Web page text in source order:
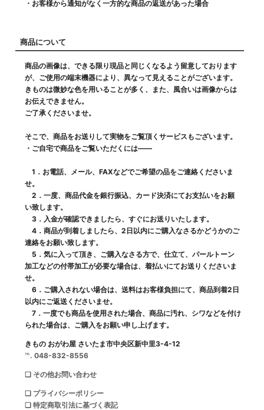
・お客様から通知がなく一方的な商品の返送があった場合
商品について
商品の画像は、できる限り現品と同じくなるよう留意しております
が、ご使用の端末機器により、異なって見えることがございます。
きものは微妙な色を用いることが多く、また、風合いは画像からは
お伝えできません。
ご了承くださいませ。
そこで、商品をお送りして実物をご覧頂くサービスもございます。
・ご自宅で商品をご覧いただくには――
1．お電話、メール、FAXなどでご希望の品をご連絡くださいま
せ。
2．一度、商品代金を銀行振込、カード決済にてお支払いをお願
い致します。
3．入金が確認できましたら、すぐにお送りいたします。
4．商品が到着しましたら、2日以内にご購入なさるかどうかのご
連絡をお願い致します。
5．気に入って頂き、ご購入なさる方で、仕立て、パールトーン
加工などの付帯加工が必要な場合は、着払いにてお送りくださいま
せ。
6．ご購入されない場合は、送料はお客様負担にて、商品到着2日
以内にご返送くださいませ。
7．一度でも商品を使用された場合、商品に汚れ、シワなどを付け
られた場合は、ご購入をお願い申し上げます。
きもの おがわ屋 さいたま市中央区新中里3-4-12
℡. 048-832-8556
❑ その他お問い合わせ
❑ プライバシーポリシー
❑ 特定商取引法に基づく表記